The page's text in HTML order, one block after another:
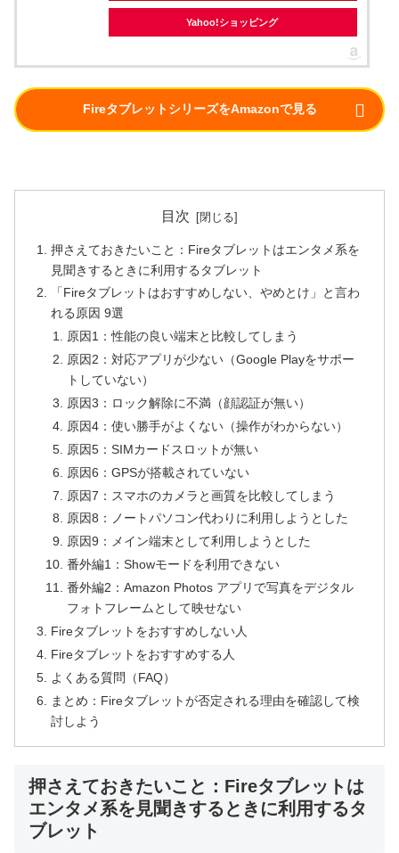
Yahoo!ショッピング
FireタブレットシリーズをAmazonで見る
目次
押さえておきたいこと：Fireタブレットはエンタメ系を
見聞きするときに利用するタブレット
「Fireタブレットはおすすめしない、やめとけ」と言わ
れる原因 9選
原因1：性能の良い端末と比較してしまう
原因2：対応アプリが少ない（Google Playをサポー
トしていない）
原因3：ロック解除に不満（顔認証が無い）
原因4：使い勝手がよくない（操作がわからない）
原因5：SIMカードスロットが無い
原因6：GPSが搭載されていない
原因7：スマホのカメラと画質を比較してしまう
原因8：ノートパソコン代わりに利用しようとした
原因9：メイン端末として利用しようとした
番外編1：Showモードを利用できない
番外編2：Amazon Photos アプリで写真をデジタル
フォトフレームとして映せない
Fireタブレットをおすすめしない人
Fireタブレットをおすすめする人
よくある質問（FAQ）
まとめ：Fireタブレットが否定される理由を確認して検
討しよう
押さえておきたいこと：Fireタブレットは
エンタメ系を見聞きするときに利用するタ
ブレット